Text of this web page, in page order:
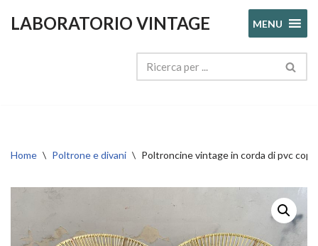
LABORATORIO VINTAGE MENU
Home \ Poltrone e divani \ Poltroncine vintage in corda di pvc